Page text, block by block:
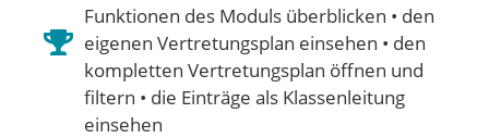
Funktionen des Moduls überblicken • den
eigenen Vertretungsplan einsehen • den
kompletten Vertretungsplan öffnen und
filtern • die Einträge als Klassenleitung
einsehen